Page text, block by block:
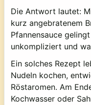
Die Antwort lautet:
kurz angebratenem
Pfannensauce
unkompliziert und
Ein solches Rezept
Nudeln kochen,
Röstaromen. Am
Kochwasser oder